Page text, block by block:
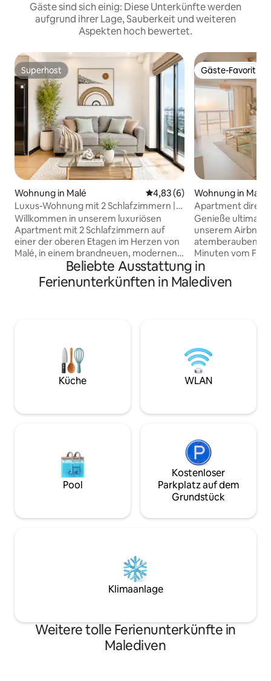
Gäste sind sich einig: Diese Unterkünfte werden
aufgrund ihrer Lage, Sauberkeit und weiteren
Aspekten hoch bewertet.
Superhost
Superhost
Wohnung in Malé Durchschnittliche
4,83 (6)
Luxus-Wohnung mit 2 Schlafzimmern |
Central Male
Willkommen in unserem luxuriösen
Apartment mit 2 Schlafzimmern auf
einer der oberen Etagen im Herzen von
Malé, in einem brandneuen, modernen
Gebäude in der Nähe von Restaurants,
Cafés, Geschäften und den wichtigsten
Sehenswürdigkeiten der Stadt. Die
ausgestattete Küche und geräumige
Wohnbereiche. Gäste haben außerdem
Zugang zu einem kostenpflichtigen
Fitnessraum und einem Restaurant im
und längere Aufenthalte ist.
Gäste-Favorit
Gäste-Favorit
Wohnung in Malé
Apartment direkt
Meerblick
Genieße
unserem Airbnb
Minuten vom
einem Kingsize-
kostenlosem
Schönheit ist es
indem sie eine
Nachdem du
anfordern, da sie
Beliebte Ausstattung in
Ferienunterkünften in Malediven
Küche WLAN
Pool
Kostenloser
Parkplatz auf dem
Grundstück
Klimaanlage
Weitere tolle Ferienunterkünfte in
Malediven